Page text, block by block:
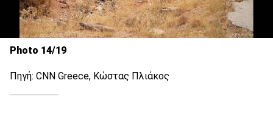
Photo 14/19
Πηγή: CNN Greece, Κώστας Πλιάκος